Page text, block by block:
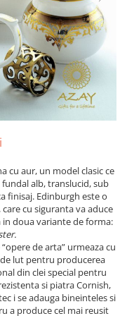
cu aur, un model clasic ce
alb, translucid, sub
finisaj. Edinburgh este o
cu siguranta va aduce
in doua variante de forma:
de arta” urmeaza cu
lut pentru producerea
din clei special pentru
si piatra Cornish,
i se adauga bineinteles si
a produce cel mai reusit